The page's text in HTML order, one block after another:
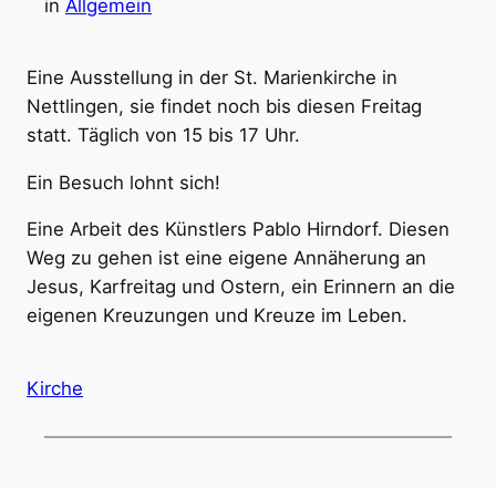
in Allgemein
Eine Ausstellung in der St. Marienkirche in
Nettlingen, sie findet noch bis diesen Freitag
statt. Täglich von 15 bis 17 Uhr.
Ein Besuch lohnt sich!
Eine Arbeit des Künstlers Pablo Hirndorf. Diesen
Weg zu gehen ist eine eigene Annäherung an
Jesus, Karfreitag und Ostern, ein Erinnern an die
eigenen Kreuzungen und Kreuze im Leben.
Kirche